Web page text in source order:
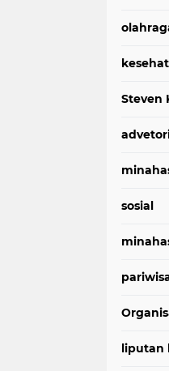
Steven
sosial
liputan